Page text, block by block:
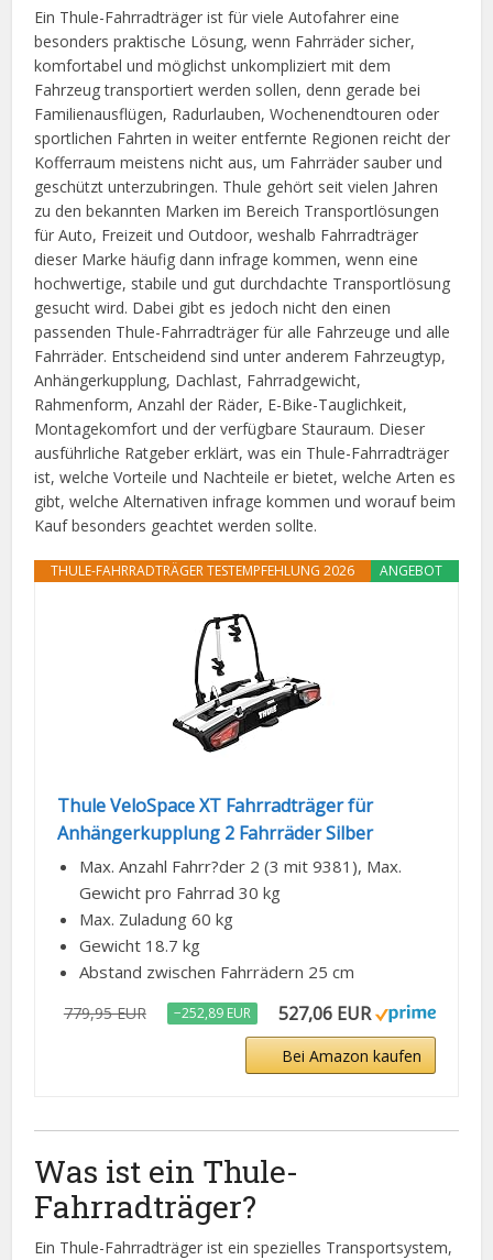
Ein Thule-Fahrradträger ist für viele Autofahrer eine
besonders praktische Lösung, wenn Fahrräder sicher,
komfortabel und möglichst unkompliziert mit dem
Fahrzeug transportiert werden sollen, denn gerade bei
Familienausflügen, Radurlauben, Wochenendtouren oder
sportlichen Fahrten in weiter entfernte Regionen reicht der
Kofferraum meistens nicht aus, um Fahrräder sauber und
geschützt unterzubringen. Thule gehört seit vielen Jahren
zu den bekannten Marken im Bereich Transportlösungen
für Auto, Freizeit und Outdoor, weshalb Fahrradträger
dieser Marke häufig dann infrage kommen, wenn eine
hochwertige, stabile und gut durchdachte Transportlösung
gesucht wird. Dabei gibt es jedoch nicht den einen
passenden Thule-Fahrradträger für alle Fahrzeuge und alle
Fahrräder. Entscheidend sind unter anderem Fahrzeugtyp,
Anhängerkupplung, Dachlast, Fahrradgewicht,
Rahmenform, Anzahl der Räder, E-Bike-Tauglichkeit,
Montagekomfort und der verfügbare Stauraum. Dieser
ausführliche Ratgeber erklärt, was ein Thule-Fahrradträger
ist, welche Vorteile und Nachteile er bietet, welche Arten es
gibt, welche Alternativen infrage kommen und worauf beim
Kauf besonders geachtet werden sollte.
ANGEBOT
THULE-FAHRRADTRÄGER TESTEMPFEHLUNG 2026
Thule VeloSpace XT Fahrradträger für
Anhängerkupplung 2 Fahrräder Silber
Max. Anzahl Fahrr?der 2 (3 mit 9381), Max.
Gewicht pro Fahrrad 30 kg
Max. Zuladung 60 kg
Gewicht 18.7 kg
Abstand zwischen Fahrrädern 25 cm
779,95 EUR −252,89 EUR 527,06 EUR
Bei Amazon kaufen
Was ist ein Thule-
Fahrradträger?
Ein Thule-Fahrradträger ist ein spezielles Transportsystem,